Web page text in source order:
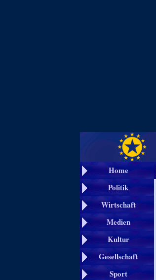
Home
Politik
Wirtschaft
Medien
Kultur
Gesellschaft
Sport